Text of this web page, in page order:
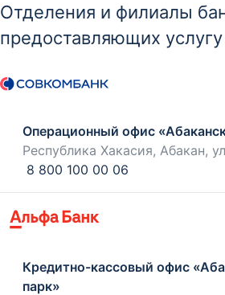
Отделения и филиалы
предоставляющих
Операционный офис
Республика Хакасия, Абакан,
8 800 100 00 06
Кредитно-кассовый офис
парк»